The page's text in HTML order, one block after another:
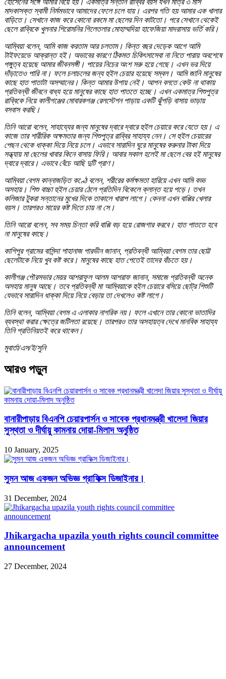
মাদকাসক্ত স্বামী নির্মমভাবে আমাদের ফেলে চলে যায়। এরপর গতি হয় আমার এক খালার
বাড়িতে। সেখানে কাজ করে কোনো রকমে মা ছেলের দিন কাটতো। পরে সেখানে থেকেই
ছেলে রাব্বিকে খুলনার শিরোমনির গিলেতলার মোহাম্মদিয়া হাফেজিয়া মাদরাসায় ভর্তি করি।
আম্বিয়া বলেন, আমি কাজ করতাম আর চলতাম। কিন্ত বছর দেড়েক আগে আমি
টাইফয়েডে আক্রান্ত হই। অভাবের কারণে ঠিকমত চিকিৎসাসেবা না নিতে পারায় অবশেষে
পঙ্গুত্ব হয়েছে আমার জীবনসঙ্গী। পায়ের নিচের অংশ সরু হয়ে গেছে। এখন ভর দিয়ে
দাঁড়াতেও পারি না। ফলে চলাচলের জন্য হুইল চেয়ার হয়েছে সম্বল। আমি জানি মানুষের
কাছে হাত পাতাটা অসম্মানের। কিন্ত আমার উপায় নেই। আপন বলতে কেউ না থাকায়
প্রতিবন্ধী জীবনে বাধ্য হয়ে মানুষের কাছে হাত পাততে হচ্ছে। এখন একমাত্র শিশুপুত্র
রাব্বিকে নিয়ে কালীগঞ্জের মোবারকগঞ্জ রেলস্টেশন পাড়ায় একটি ঝুঁপড়ি বাসায় ভাড়ায়
বসবাস করছি।
তিনি আরো বলেন, সাহায্যের জন্য মানুষের দ্বারে দ্বারে হুইল চেয়ারে করে যেতে হয়। এ
কাজে তার শারীরিক অক্ষমতার জন্য শিশুপুত্র রাব্বির সাহায্য নেন। সে হুইল চেয়ারের
পেছন থেকে ধাক্কা দিয়ে নিয়ে চলে। এভাবে সারাদিন ঘুরে মানুষের করুনার টাকা দিয়ে
সন্ধ্যায় মা ছেলের খাবার কিনে বাসায় ফিরি। আবার সকাল হলেই মা ছেলে বের হই মানুষের
দ্বারে দ্বারে। এভাবে বেঁচে আছি দুটি প্রাণ।
আম্বিয়া বেগম কান্নাজড়িত কণ্ঠে বলেন, শরীরের কর্মক্ষমতা হারিয়ে এখন আমি বড্ড
অসহায়। শিশু বাচ্চা হুইল চেয়ার ঠেলে প্রতিদিন বিকেলে ক্লান্ত হয়ে পড়ে। তখন
কলিজার টুকরা সন্তানের মুখের দিকে তাকালে খারাপ লাগে। কেননা এখন বাপ্পির খেলার
বয়স। তারপরও মায়ের কষ্ট দিতে চায় না সে।
তিনি আরো বলেন, সব সময় চিন্তা করি বাপ্পি বড় হয়ে রোজগার করবে। হাত পাততে হবে
না মানুষের কাছে।
কাশিপুর গ্রামের বাসিন্দা শাহানাজ পারভীন জানান, প্রতিবন্ধী আম্বিয়া বেগম তার ছোট্ট
ছেলেটাকে নিয়ে খুব কষ্ট করে। মানুষের কাছে হাত পেতেই তাদের বাঁচতে হয়।
কালীগঞ্জ পৌরসভার মেয়র আশরাফুল আলম আশরাফ জানান, সমাজে প্রতিবন্ধী অনেক
অসহায় মানুষ আছে। তবে প্রতিবন্ধী মা আম্বিয়াকে হুইল চেয়ারে বসিয়ে ছোট্র শিশুটি
যেভাবে সারাদিন ধাক্কা দিয়ে নিয়ে বেড়ায় তা দেখলেও কষ্ট লাগে।
তিনি বলেন, আম্বিয়া বেগম এ এলাকার নাগরিক নয়। ফলে এখানে তার কোনো ভাতাদির
ব্যবস্থা করার ক্ষেত্রে জটিলতা রয়েছে। তারপরও তার অসহায়ত্ব দেখে মানবিক সাহায্য
তিনি প্রতিনিয়তই করে থাকেন।
মুবার্তা/এস/ই/সুনি
আরও পড়ুন
বানারীপাড়ায় বিএনপি চেয়ারপার্সন ও সাবেক প্রধানমন্ত্রী খালেদা জিয়ার
সুস্থতা ও দীর্ঘায়ু কামনায় দোয়া-মিলাদ অনুষ্ঠিত
10 January, 2025
সুমন আজ একজন অভিজ্ঞ গ্রাফিক্স ডিজাইনার।
31 December, 2024
Jhikargacha upazila youth rights council committee
announcement
27 December, 2024